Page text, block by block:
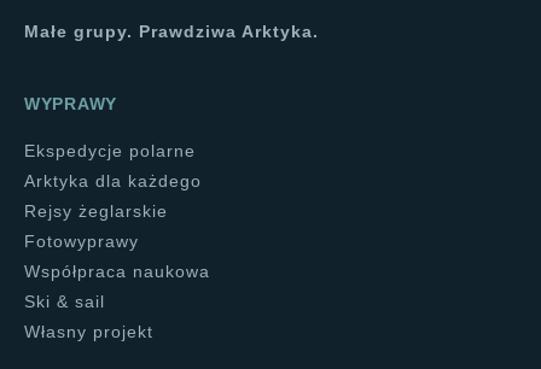
Małe grupy. Prawdziwa Arktyka.
WYPRAWY
Ekspedycje polarne
Arktyka dla każdego
Rejsy żeglarskie
Fotowyprawy
Współpraca naukowa
Ski & sail
Własny projekt